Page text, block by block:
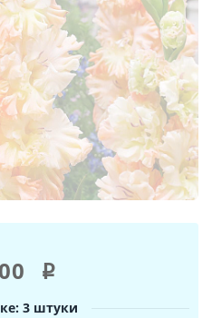
i
3 штуки